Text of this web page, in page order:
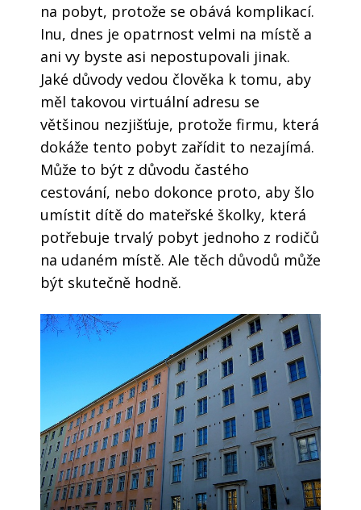
na pobyt, protože se obává komplikací.
Inu, dnes je opatrnost velmi na místě a
ani vy byste asi nepostupovali jinak.
Jaké důvody vedou člověka k tomu, aby
měl takovou virtuální adresu se
většinou nezjišťuje, protože firmu, která
dokáže tento pobyt zařídit to nezajímá.
Může to být z důvodu častého
cestování, nebo dokonce proto, aby šlo
umístit dítě do mateřské školky, která
potřebuje trvalý pobyt jednoho z rodičů
na udaném místě. Ale těch důvodů může
být skutečně hodně.